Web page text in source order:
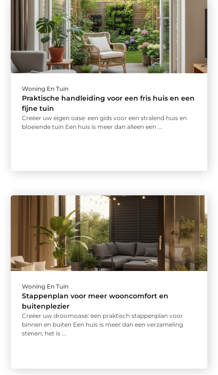
Woning En Tuin
Praktische handleiding voor een fris huis en een
fijne tuin
Creëer uw eigen oase: een gids voor een stralend huis en
bloeiende tuin Een huis is meer dan alleen een ...
Woning En Tuin
Stappenplan voor meer wooncomfort en
buitenplezier
Creëer uw droomoase: een praktisch stappenplan voor
binnen en buiten Een huis is meer dan een verzameling
stenen; het is ...